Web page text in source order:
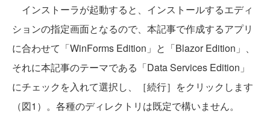
インストーラが起動すると、インストールするエディ
ションの指定画面となるので、本記事で作成するアプリ
に合わせて「WinForms Edition」と「Blazor Edition」、
それに本記事のテーマである「Data Services Edition」
にチェックを入れて選択し、［続行］をクリックします
（図1）。各種のディレクトリは既定で構いません。